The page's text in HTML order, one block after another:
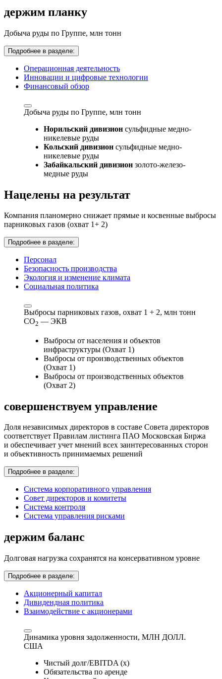
держим планку
Добыча руды по Группе, млн тонн
Подробнее в разделе:
Операционная деятельность
Инновации и цифровые технологии
Финансовый обзор
Добыча руды по Группе, млн тонн
Норильский дивизион сульфидные медно-
никелевые руды
Кольский дивизион сульфидные медно-
никелевые руды
Забайкальский дивизион золото-железо-
медные руды
Нацелены на результат
Компания планомерно снижает прямые и косвенные выбросы
парниковых газов (охват 1+ 2)
Подробнее в разделе:
Персонал
Безопасность производства
Экология и изменение климата
Социальная политика
Выбросы парниковых газов, охват 1 + 2, млн тонн
СО2 — ЭКВ
Выбросы от населения и объектов
инфраструктуры (Охват 1)
Выбросы от производственных объектов
(Охват 1)
Выбросы от производственных объектов
(Охват 2)
совершенствуем управление
Доля независимых директоров в составе Совета директоров
соответствует Правилам листинга ПАО Московская Биржа
и обеспечивает учет мнений всех заинтересованных сторон
и объективность принимаемых решений
Подробнее в разделе:
Система корпоративного управления
Совет директоров и комитеты
Система контроля
Система управления рисками
держим баланс
Долговая нагрузка сохранятся на консервативном уровне
Подробнее в разделе:
Акционерный капитал
Дивидендная политика
Взаимодействие с акционерами
Динамика уровня задолженности, МЛН ДОЛЛ.
США
Чистый долг/EBITDA (x)
Обязательства по аренде